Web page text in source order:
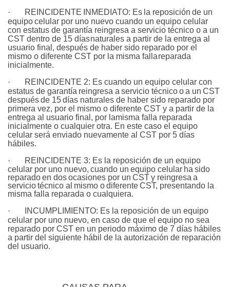
·
REINCIDENTE INMEDIATO: Es la reposición de un
equipo celular por uno nuevo cuando un equipo celular
con estatus de garantía reingresa a servicio técnico o a un
CST dentro de 15 díasnaturales a partir de la entrega al
usuario final, después de haber sido reparado por el
mismo o diferente CST por la misma fallareparada
inicialmente.
·
REINCIDENTE 2: Es cuando un equipo celular con
estatus de garantía reingresa a servicio técnico o a un CST
después de 15 días naturales de haber sido reparado por
primera vez, por el mismo o diferente CST y a partir de la
entrega al usuario final, por lamisma falla reparada
inicialmente o cualquier otra. En este caso el equipo
celular será enviado nuevamente al CST por 5 días
hábiles.
·
REINCIDENTE 3: Es la reposición de un equipo
celular por uno nuevo, cuando un equipo celular ha sido
reparadoen dos ocasiones por un CST y reingresa a
servicio técnico al mismo o diferente CST, presentando la
misma falla reparada o cualquiera.
·
INCUMPLIMIENTO: Es la reposición de un equipo
celular por uno nuevo, en caso de que el equipo no sea
reparado por CST en un periodo máximo de 7 días hábiles
a partir del siguiente hábil de la autorización de reparación
del usuario.